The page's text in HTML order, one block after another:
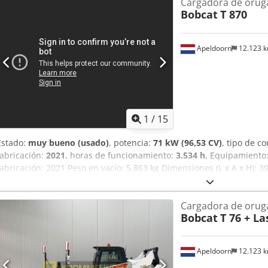
1 / 15
Apeldoorn 12.123
Cargadora de
BobcatT 870
muy bueno (usado), potencia: 71 kW (96,53 CV), tipo de
2021, horas de funcionamiento: 3.534 h, Equipamiento:
2021 Peso en vacío: 5.863 kg Dimensiones (L x A x H):
de motor: Bobcat D34 Sistema de cambio rápido: sí Certificación
muy bueno = Otras opciones y equipamiento = - 3er
de goma - Alto caudal - Acoplador rápido hidráulico - Radio =
motriz Normativa / Nivel: Stage IV / Tier IV final General País de
trabajo adicionales, acoplador rápido hidráulico, radio, asiento
Apeldoorn 12.123
Cargadora de
BobcatT 76 +